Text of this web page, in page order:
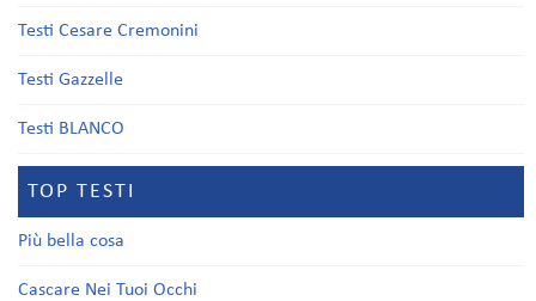
Testi Cesare Cremonini
Testi Gazzelle
Testi BLANCO
TOP TESTI
Più bella cosa
Cascare Nei Tuoi Occhi